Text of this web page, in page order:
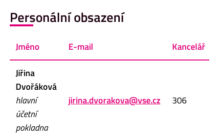
Personální obsazení
Jméno E-mail Kancelář
Jiřina
Dvořáková
hlavní
účetní
pokladna
jirina.dvorakova@vse.cz 306